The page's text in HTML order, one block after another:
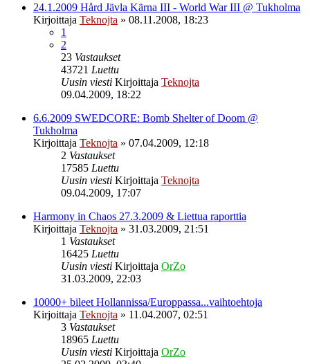
24.1.2009 Hård Jävla Kärna III - World War III @ Tukholma
Kirjoittaja Teknojta » 08.11.2008, 18:23
1
2
23 Vastaukset
43721 Luettu
Uusin viesti Kirjoittaja Teknojta
09.04.2009, 18:22
6.6.2009 SWEDCORE: Bomb Shelter of Doom @
Tukholma
Kirjoittaja Teknojta » 07.04.2009, 12:18
2 Vastaukset
17585 Luettu
Uusin viesti Kirjoittaja Teknojta
09.04.2009, 17:07
Harmony in Chaos 27.3.2009 & Liettua raporttia
Kirjoittaja Teknojta » 31.03.2009, 21:51
1 Vastaukset
16425 Luettu
Uusin viesti Kirjoittaja OrZo
31.03.2009, 22:03
10000+ bileet Hollannissa/Europpassa...vaihtoehtoja
Kirjoittaja Teknojta » 11.04.2007, 02:51
3 Vastaukset
18965 Luettu
Uusin viesti Kirjoittaja OrZo